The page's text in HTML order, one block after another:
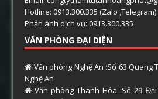
Hotline: 0913.300.335 (Zalo ,Telegram)
Phản ánh dịch vụ: 0913.300.335
VĂN PHÒNG ĐẠI DIỆN
Văn phòng Nghệ An :Số 63 Quang
Nghệ An
Văn phòng Thanh Hóa :Số 29